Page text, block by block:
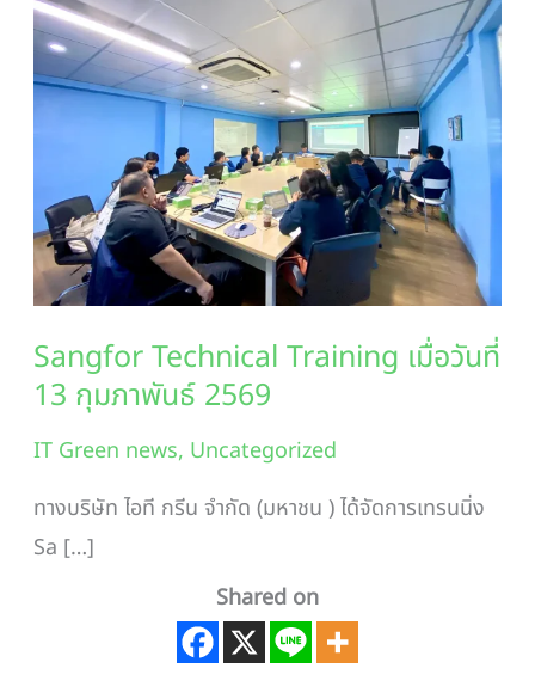
Sangfor Technical Training เมื่อวันที่
13 กุมภาพันธ์ 2569
IT Green news, Uncategorized
ทางบริษัท ไอที กรีน จำกัด (มหาชน ) ได้จัดการเทรนนิ่ง
Sa […]
Shared on
Technical
Training
เมื่อ
13
กุมภาพันธ์
2569